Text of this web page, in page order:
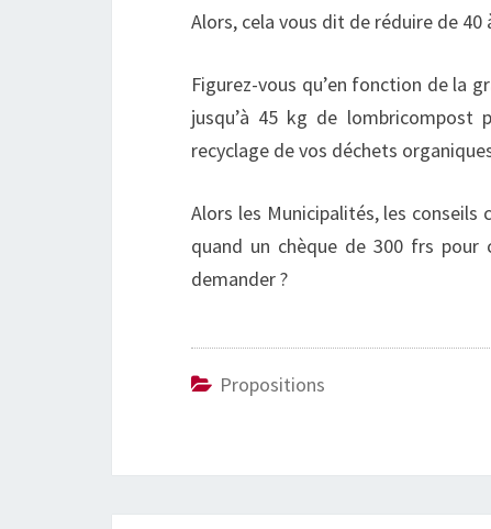
Alors, cela vous dit de réduire de
Figurez-vous qu’en fonction de la
jusqu’à 45 kg de
recyclage de vos déchets
Alors les Municipalités, les conseils
quand un chèque de 300 frs pour
demander ?
Propositions